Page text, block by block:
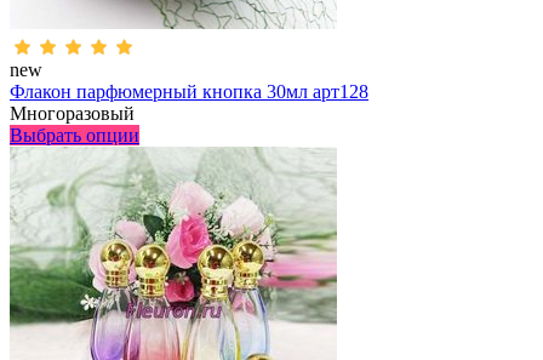
new
Флакон парфюмерный кнопка 30мл арт128
Многоразовый
Выбрать опции